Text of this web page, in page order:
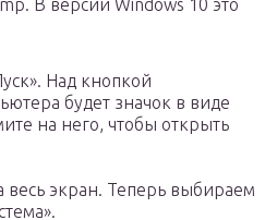
В версии Windows 10 это
Над кнопкой
будет значок в виде
на него, чтобы открыть
весь экран. Теперь выбираем